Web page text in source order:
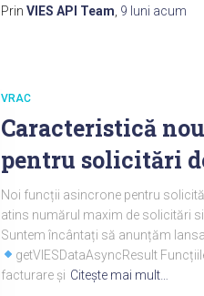
Prin VIES API Team 9 luni acum
VRAC
Caracteristică
pentru solicitări
Noi funcții asincrone pentru
atins numărul maxim de solicitări
Suntem încântați să anunțăm
getVIESDataAsyncResult
facturare și Citeşte mai mult…